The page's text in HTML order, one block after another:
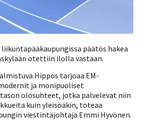
päätös hakea
otettiin ilolla vastaan.
Hippos tarjoaa EM-
ja monipuoliset
olosuhteet, jotka palvelevat niin
kuin yleisöäkin, toteaa
viestintäjohtaja Emmi Hyvönen.